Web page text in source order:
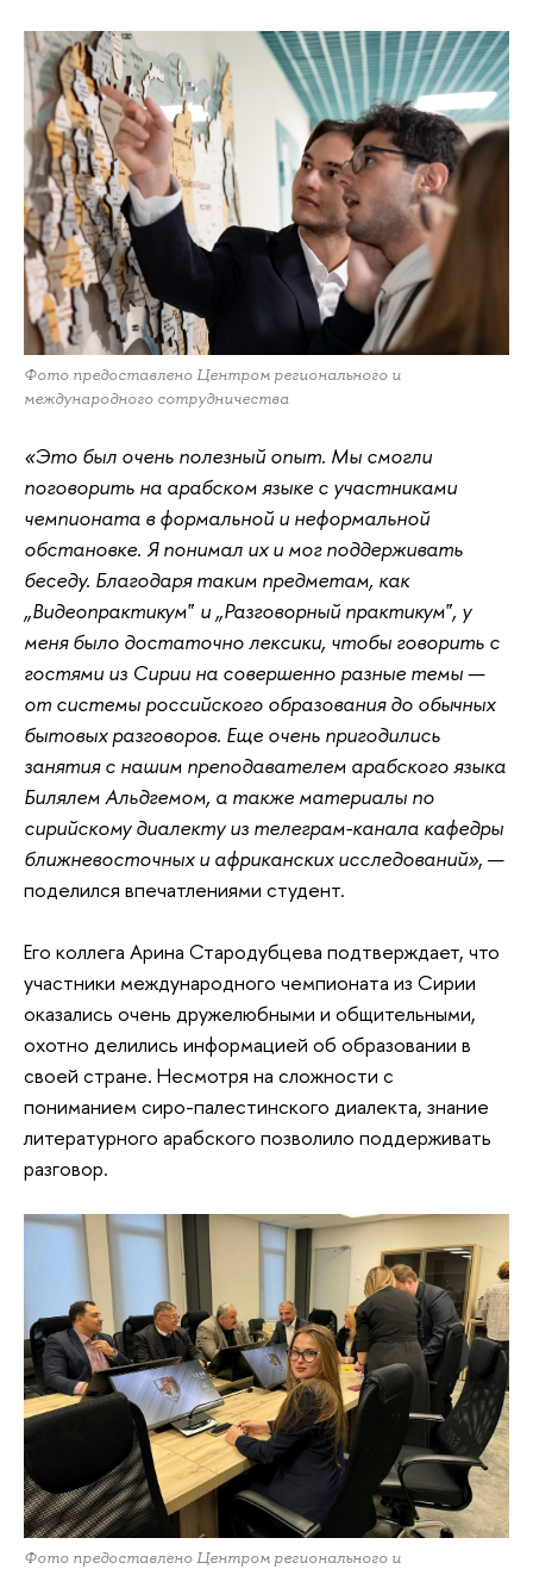
Фото предоставлено Центром регионального и
международного сотрудничества
«Это был очень полезный опыт. Мы смогли
поговорить на арабском языке с участниками
чемпионата в формальной и неформальной
обстановке. Я понимал их и мог поддерживать
беседу. Благодаря таким предметам, как
„Видеопрактикум‟ и „Разговорный практикум‟, у
меня было достаточно лексики, чтобы говорить с
гостями из Сирии на совершенно разные темы —
от системы российского образования до обычных
бытовых разговоров. Еще очень пригодились
занятия с нашим преподавателем арабского языка
Билялем Альдгемом, а также материалы по
сирийскому диалекту из телеграм-канала кафедры
ближневосточных и африканских исследований», —
поделился впечатлениями студент.
Его коллега Арина Стародубцева подтверждает, что
участники международного чемпионата из Сирии
оказались очень дружелюбными и общительными,
охотно делились информацией об образовании в
своей стране. Несмотря на сложности с
пониманием сиро-палестинского диалекта, знание
литературного арабского позволило поддерживать
разговор.
Фото предоставлено Центром регионального и